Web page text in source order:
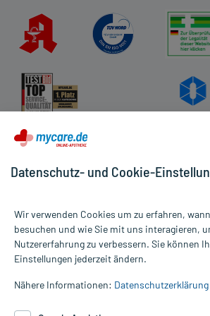
Alle Preise gelten inkl. MwSt., ggf. zzgl.
Informationen auf dieser Website werden
die Untersuchung und Behandlung durch
Datenschutz- und Cookie-
Wir verwenden Cookies um zu erfahren,
besuchen und wie Sie mit uns interagieren,
Nutzererfahrung zu verbessern. Sie können
Einstellungen jederzeit ändern.
Nähere Informationen: Datenschutzerklärung